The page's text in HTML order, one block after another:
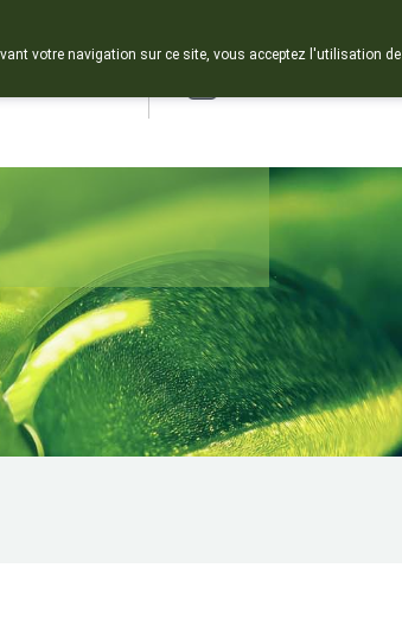
votre navigation sur ce site, vous acceptez l'utilisation de